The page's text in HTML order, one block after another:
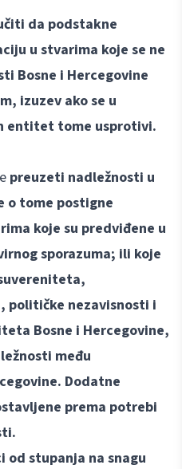
da podstakne
u stvarima koje se ne
Bosne i Hercegovine
izuzev ako se u
entitet tome usprotivi.
preuzeti nadležnosti u
o tome postigne
koje su predviđene u
sporazuma; ili koje
nezavisnosti i
Bosne i Hercegovine,
među
Dodatne
prema potrebi
od stupanja na snagu